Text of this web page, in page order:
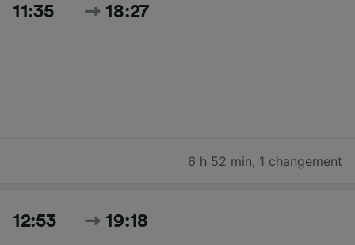
11:35 18:27
6 h 52 min, 1 changement
12:53 19:18